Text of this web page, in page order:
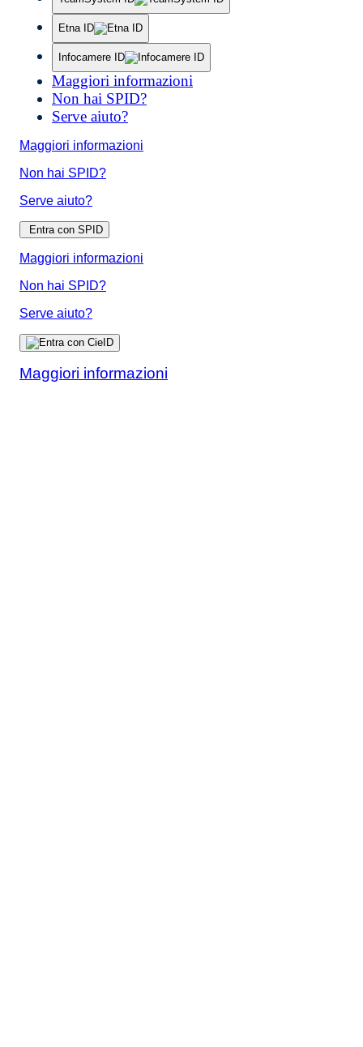
Etna ID
Infocamere ID
Maggiori informazioni
Non hai SPID?
Serve aiuto?
Maggiori informazioni
Non hai SPID?
Serve aiuto?
Entra con SPID
Maggiori informazioni
Non hai SPID?
Serve aiuto?
Maggiori informazioni